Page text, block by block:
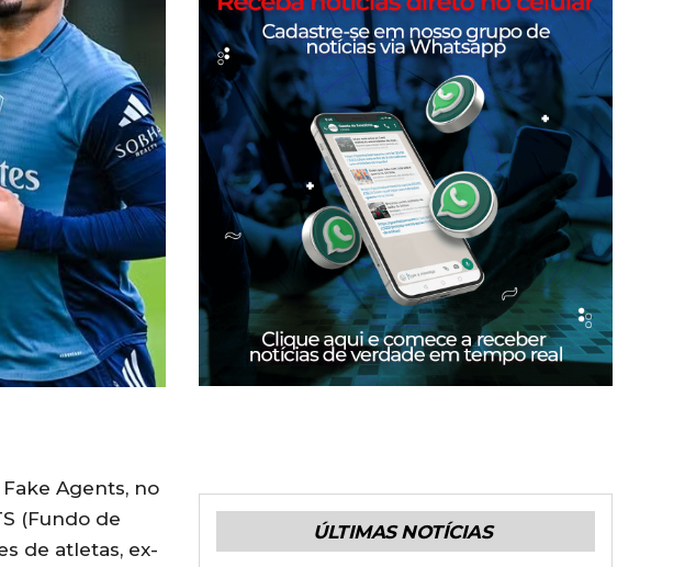
Agents, no
(Fundo de
de atletas, ex-
ÚLTIMAS NOTÍCIAS